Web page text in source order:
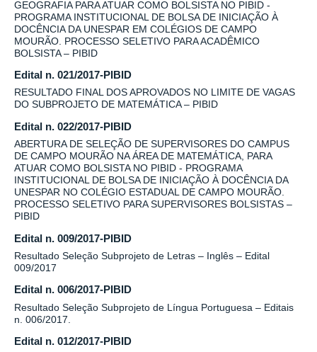
GEOGRAFIA PARA ATUAR COMO BOLSISTA NO PIBID -
PROGRAMA INSTITUCIONAL DE BOLSA DE INICIAÇÃO À
DOCÊNCIA DA UNESPAR EM COLÉGIOS DE CAMPO
MOURÃO. PROCESSO SELETIVO PARA ACADÊMICO
BOLSISTA – PIBID
Edital n. 021/2017-PIBID
RESULTADO FINAL DOS APROVADOS NO LIMITE DE VAGAS
DO SUBPROJETO DE MATEMÁTICA – PIBID
Edital n. 022/2017-PIBID
ABERTURA DE SELEÇÃO DE SUPERVISORES DO CAMPUS
DE CAMPO MOURÃO NA ÁREA DE MATEMÁTICA, PARA
ATUAR COMO BOLSISTA NO PIBID - PROGRAMA
INSTITUCIONAL DE BOLSA DE INICIAÇÃO À DOCÊNCIA DA
UNESPAR NO COLÉGIO ESTADUAL DE CAMPO MOURÃO.
PROCESSO SELETIVO PARA SUPERVISORES BOLSISTAS –
PIBID
Edital n. 009/2017-PIBID
Resultado Seleção Subprojeto de Letras – Inglês – Edital
009/2017
Edital n. 006/2017-PIBID
Resultado Seleção Subprojeto de Língua Portuguesa – Editais
n. 006/2017.
Edital n. 012/2017-PIBID